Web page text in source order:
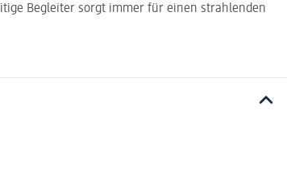
Begleiter sorgt immer für einen strahlenden